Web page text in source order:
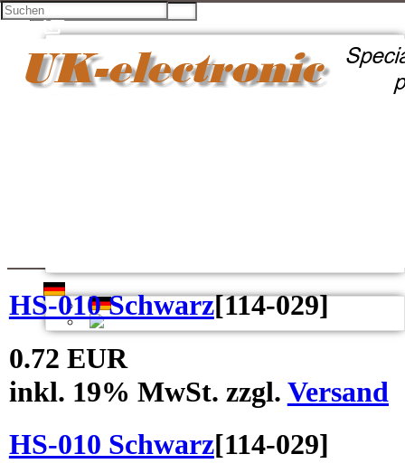
Twitter
Google +
Pinterest
Deutsch
English
HS-010 Schwarz[114-029]
0.72 EUR
inkl. 19% MwSt. zzgl. Versand
HS-010 Schwarz[114-029]